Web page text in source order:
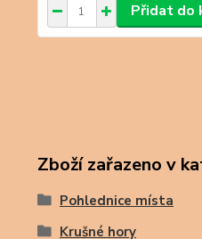
Přidat do
Zboží zařazeno v
Pohlednice místa
Krušné hory